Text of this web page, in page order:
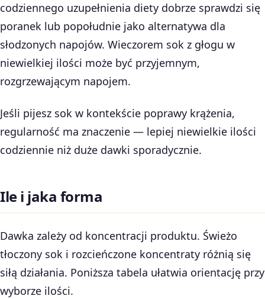
codziennego uzupełnienia diety dobrze sprawdzi się
poranek lub popołudnie jako alternatywa dla
słodzonych napojów. Wieczorem sok z głogu w
niewielkiej ilości może być przyjemnym,
rozgrzewającym napojem.
Jeśli pijesz sok w kontekście poprawy krążenia,
regularność ma znaczenie — lepiej niewielkie ilości
codziennie niż duże dawki sporadycznie.
Ile i jaka forma
Dawka zależy od koncentracji produktu. Świeżo
tłoczony sok i rozcieńczone koncentraty różnią się
siłą działania. Poniższa tabela ułatwia orientację przy
wyborze ilości.